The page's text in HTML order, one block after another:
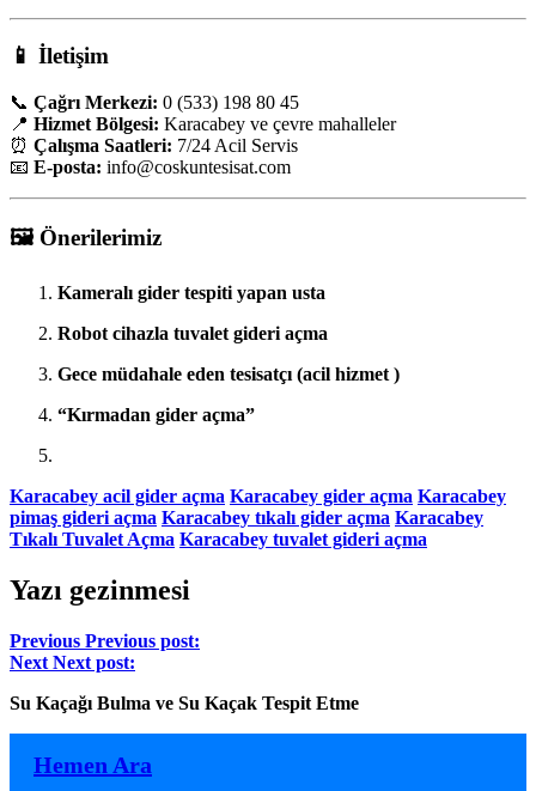
📱 İletişim
📞 Çağrı Merkezi: 0 (533) 198 80 45
📍 Hizmet Bölgesi: Karacabey ve çevre mahalleler
⏰ Çalışma Saatleri: 7/24 Acil Servis
📧 E-posta: info@coskuntesisat.com
🖼️ Önerilerimiz
Kameralı gider tespiti yapan usta
Robot cihazla tuvalet gideri açma
Gece müdahale eden tesisatçı (acil hizmet )
“Kırmadan gider açma”
Karacabey acil gider açma Karacabey gider açma Karacabey
pimaş gideri açma Karacabey tıkalı gider açma Karacabey
Tıkalı Tuvalet Açma Karacabey tuvalet gideri açma
Yazı gezinmesi
Previous Previous post:
Next Next post:
Su Kaçağı Bulma ve Su Kaçak Tespit Etme
Hemen Ara